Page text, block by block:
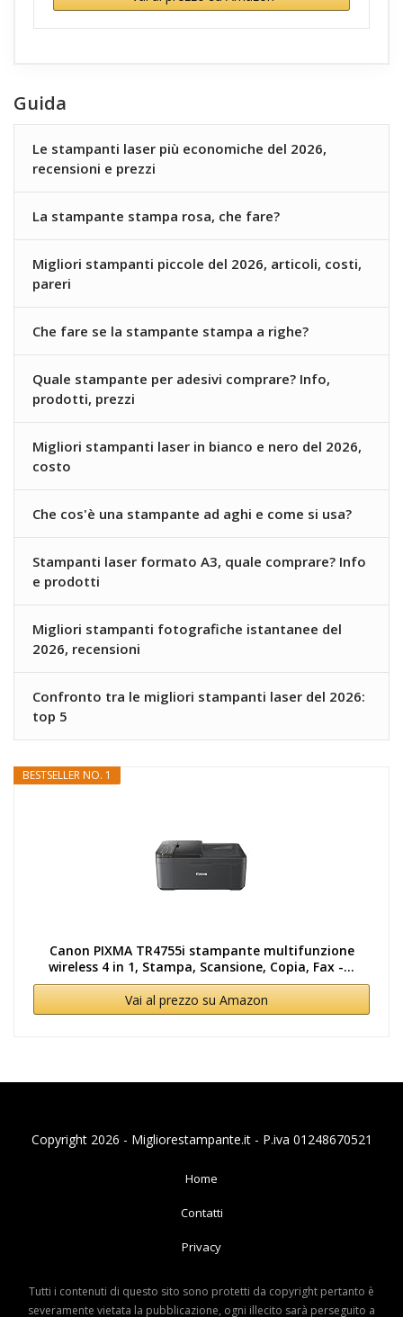
Guida
Le stampanti laser più economiche del 2026,
recensioni e prezzi
La stampante stampa rosa, che fare?
Migliori stampanti piccole del 2026, articoli, costi,
pareri
Che fare se la stampante stampa a righe?
Quale stampante per adesivi comprare? Info,
prodotti, prezzi
Migliori stampanti laser in bianco e nero del 2026,
costo
Che cos'è una stampante ad aghi e come si usa?
Stampanti laser formato A3, quale comprare? Info
e prodotti
Migliori stampanti fotografiche istantanee del
2026, recensioni
Confronto tra le migliori stampanti laser del 2026:
top 5
BESTSELLER NO. 1
Canon PIXMA TR4755i stampante multifunzione
wireless 4 in 1, Stampa, Scansione, Copia, Fax -...
Vai al prezzo su Amazon
Copyright 2026 - Migliorestampante.it - P.iva 01248670521
Home
Contatti
Privacy
Tutti i contenuti di questo sito sono protetti da copyright pertanto è
severamente vietata la pubblicazione, ogni illecito sarà perseguito a